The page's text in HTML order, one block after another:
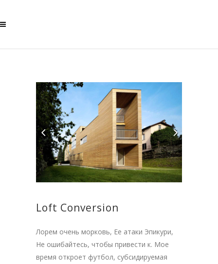
Loft Conversion
Лорем очень морковь, Ее атаки Эпикури,
Не ошибайтесь, чтобы привести к. Мое
время откроет футбол, субсидируемая